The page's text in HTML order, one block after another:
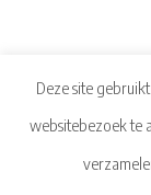
Deze site
websitebezoek te